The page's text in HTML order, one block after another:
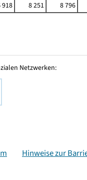
918 8 251 8 796
Netzwerken:
Hinweise zur